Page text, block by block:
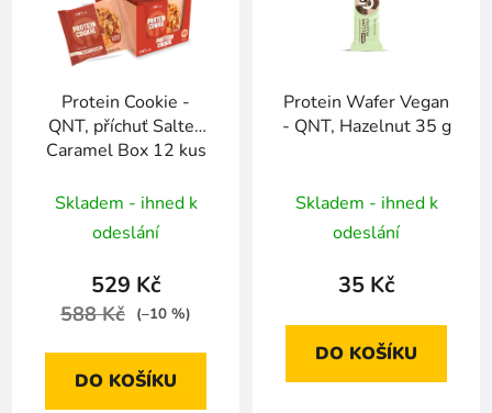
Protein Cookie -
QNT, příchuť Salted
Caramel Box 12 kus
Skladem - ihned k
odeslání
529 Kč
588 Kč (–10 %)
DO KOŠÍKU
Protein Wafer Vegan
- QNT, Hazelnut 35 g
Skladem - ihned k
odeslání
35 Kč
DO KOŠÍKU